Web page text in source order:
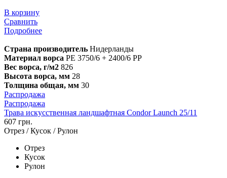
В корзину
Сравнить
Подробнее
Страна производитель Нидерланды
Материал ворса PE 3750/6 + 2400/6 PP
Вес ворса, г/м2 826
Высота ворса, мм 28
Толщина общая, мм 30
Распродажа
Распродажа
Трава искусственная ландшафтная Condor Launch 25/11
607 грн.
Отрез / Кусок / Рулон
Отрез
Кусок
Рулон